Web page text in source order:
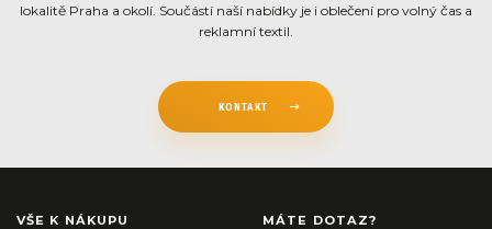
lokalitě Praha a okolí. Součástí naší nabídky je i oblečení pro volný čas a
reklamní textil.
KONTAKT
VŠE K NÁKUPU MÁTE DOTAZ?